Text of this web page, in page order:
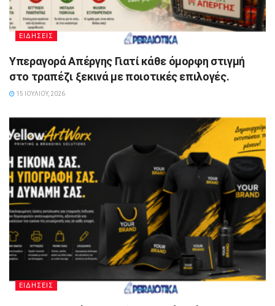
ΕΙΔΗΣΕΙΣ
Υπεραγορά Απέργης Γιατί κάθε όμορφη στιγμή
στο τραπέζι ξεκινά με ποιοτικές επιλογές.
15 ΙΟΥΛΊΟΥ, 2026
ΕΙΔΗΣΕΙΣ